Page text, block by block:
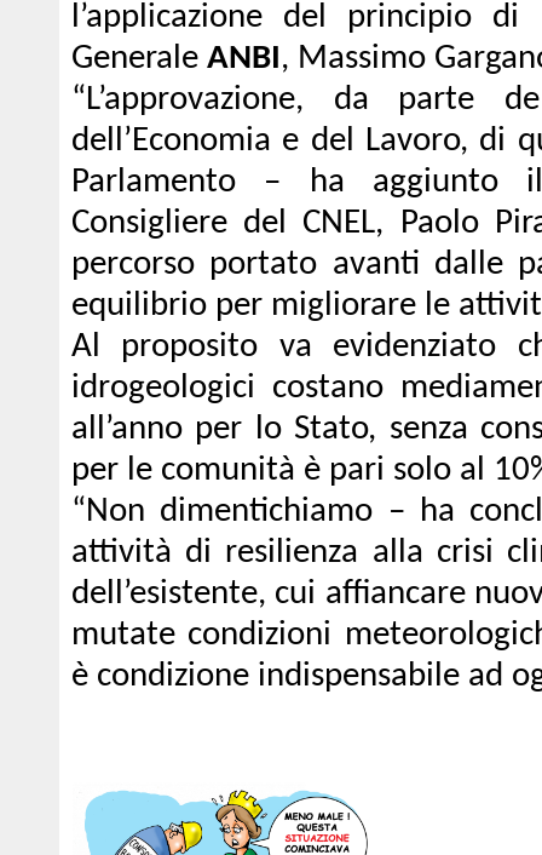
l’applicazione del principio
Generale ANBI, Massimo
“L’approvazione, da parte
dell’Economia e del Lavoro, di
Parlamento – ha aggiunto
Consigliere del CNEL, Paolo
percorso portato avanti dalle
equilibrio per migliorare le
Al proposito va evidenziato
idrogeologici costano
all’anno per lo Stato, senza
per le comunità è pari solo al
“Non dimentichiamo – ha
attività di resilienza alla crisi
dell’esistente, cui affiancare
mutate condizioni
è condizione indispensabile ad